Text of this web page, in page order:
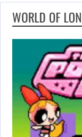
WORLD OF